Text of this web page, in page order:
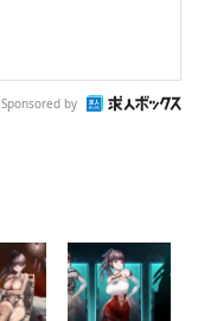
Sponsored by